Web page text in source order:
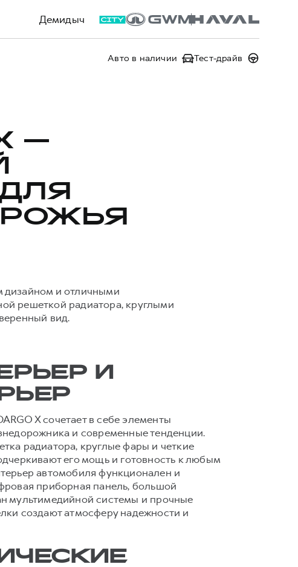
Демидыч
Авто в наличии Тест-драйв
—
дизайном и отличными
решеткой радиатора, круглыми
вид.
И
X сочетает в себе элементы
и современные тенденции.
радиатора, круглые фары и четкие
его мощь и готовность к любым
автомобиля функционален и
приборная панель, большой
мультимедийной системы и прочные
создают атмосферу надежности и